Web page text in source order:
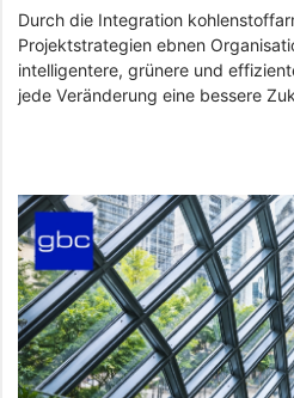
Durch die Integration
Projektstrategien ebnen
intelligentere, grünere und
jede Veränderung eine bessere